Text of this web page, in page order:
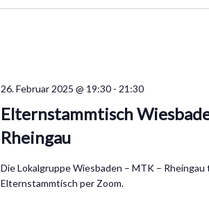
Elternstammtisch
Rheingau
26. Februar 2025 @ 19:30 - 21:30
Die Lokalgruppe Wiesbaden – MTK –
Elternstammtisch per Zoom.